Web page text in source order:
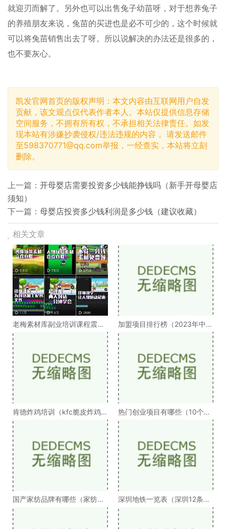
就迎刃而解了。另外也可以出售兔子幼苗呀，对于想养兔子
的养殖朋友来说，兔苗的买进也是必不可少的，这个时候就
可以将兔苗销售出去了呀。所以说解决的办法还是很多的，
也不要灰心。
凯发官网首页的版权声明：本文内容由互联网用户自发
贡献，该文观点仅代表作者本人。本站仅提供信息存储
空间服务，不拥有所有权，不承担相关法律责任。如发
现本站有涉嫌抄袭侵权/违法违规的内容， 请发送邮件
至598370771@qq.com举报，一经查实，本站将立刻
删除。
上一篇： 开母婴店需要投资多少钱能挣钱吗（新手开母婴店
须知）
下一篇： 母婴店投资多少钱利润是多少钱（建议收藏）
相关文章
老梅素材库副业培训课程震撼
来袭（手把手教你
加盟项目排行榜（2023年中国
餐饮加盟品牌top100）
肯德炸鸡培训（kfc脆皮炸鸡绝
密技术配方教程）
热门创业项目有哪些（10个适
合低成本创业的项目
国产家纺品牌有哪些（家纺连
锁店盘点汇总）
深圳地铁一览表（深圳12条在
建地铁线路汇总）